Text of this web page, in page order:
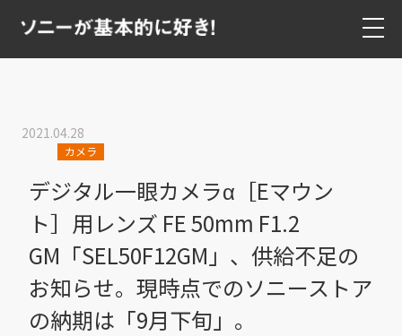
2021.04.28
カメラ
デジタル一眼カメラα［Eマウン
ト］用レンズ FE 50mm F1.2
GM「SEL50F12GM」、供給不足の
お知らせ。現時点でのソニーストア
の納期は「9月下旬」。